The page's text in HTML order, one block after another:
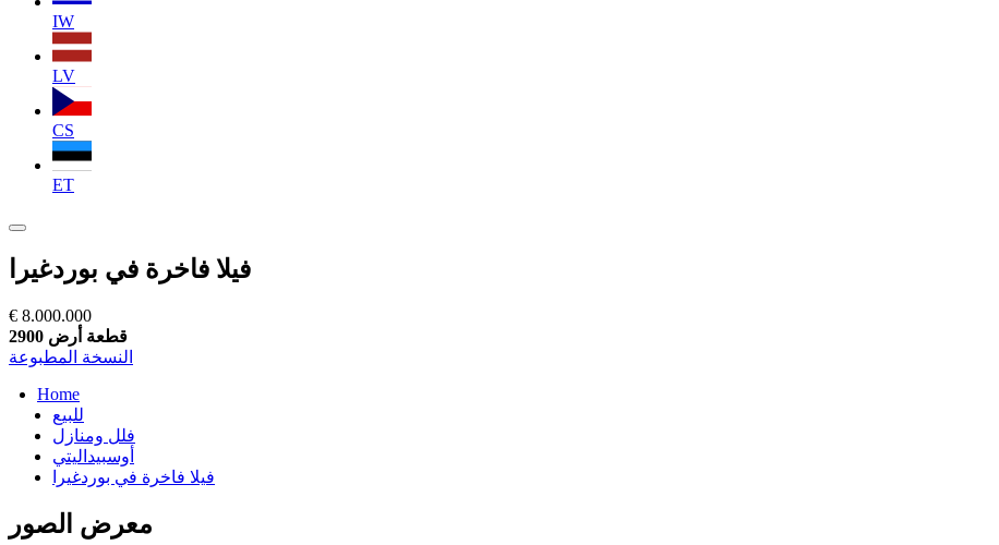
IW
LV
CS
ET
فيلا فاخرة في بوردغيرا
€ 8.000.000
قطعة أرض 2900
النسخة المطبوعة
Home
للبيع
فلل ومنازل
أوسبيداليتي
فيلا فاخرة في بوردغيرا
معرض الصور